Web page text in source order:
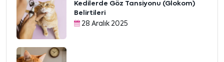
Kedilerde Göz Tansiyonu (Glokom)
Belirtileri
28 Aralık 2025